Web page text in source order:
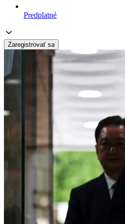
Predplatné
Zaregistrovať sa